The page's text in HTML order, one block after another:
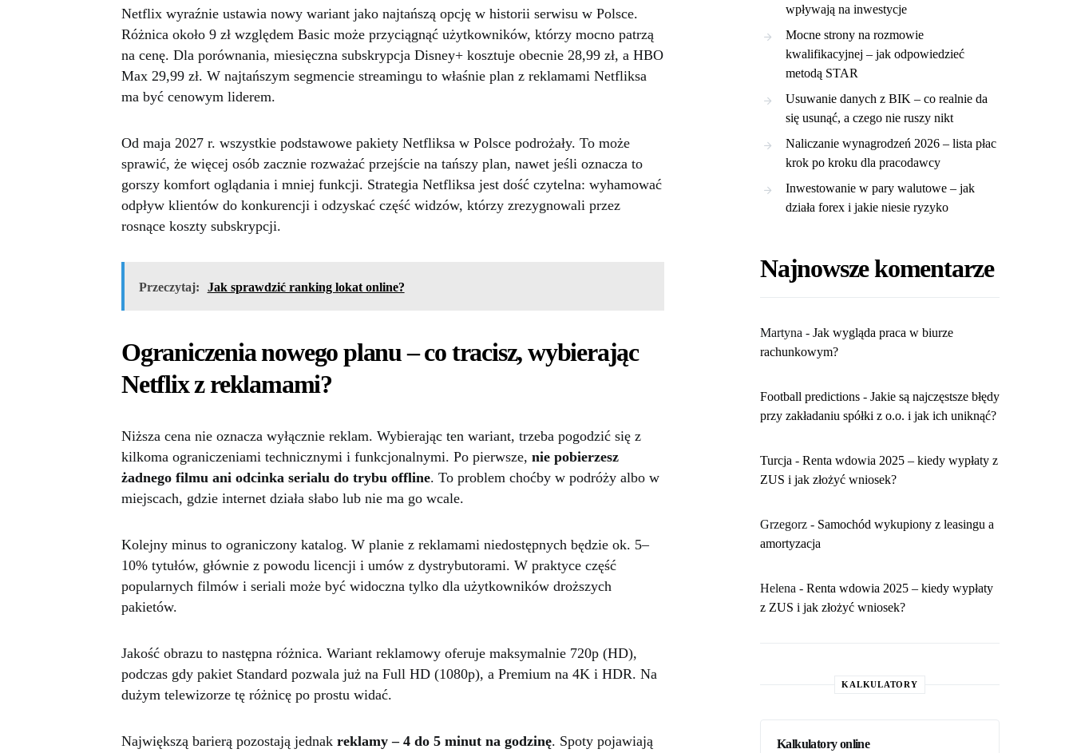
Netflix wyraźnie ustawia nowy wariant jako najtańszą opcję w historii serwisu w Polsce.
Różnica około 9 zł względem Basic może przyciągnąć użytkowników, którzy mocno patrzą
na cenę. Dla porównania, miesięczna subskrypcja Disney+ kosztuje obecnie 28,99 zł, a HBO
Max 29,99 zł. W najtańszym segmencie streamingu to właśnie plan z reklamami Netfliksa
ma być cenowym liderem.
Od maja 2027 r. wszystkie podstawowe pakiety Netfliksa w Polsce podrożały. To może
sprawić, że więcej osób zacznie rozważać przejście na tańszy plan, nawet jeśli oznacza to
gorszy komfort oglądania i mniej funkcji. Strategia Netfliksa jest dość czytelna: wyhamować
odpływ klientów do konkurencji i odzyskać część widzów, którzy zrezygnowali przez
rosnące koszty subskrypcji.
Przeczytaj: Jak sprawdzić ranking lokat online?
Ograniczenia nowego planu – co tracisz, wybierając
Netflix z reklamami?
Niższa cena nie oznacza wyłącznie reklam. Wybierając ten wariant, trzeba pogodzić się z
kilkoma ograniczeniami technicznymi i funkcjonalnymi. Po pierwsze, nie pobierzesz
żadnego filmu ani odcinka serialu do trybu offline. To problem choćby w podróży albo w
miejscach, gdzie internet działa słabo lub nie ma go wcale.
Kolejny minus to ograniczony katalog. W planie z reklamami niedostępnych będzie ok. 5–
10% tytułów, głównie z powodu licencji i umów z dystrybutorami. W praktyce część
popularnych filmów i seriali może być widoczna tylko dla użytkowników droższych
pakietów.
Jakość obrazu to następna różnica. Wariant reklamowy oferuje maksymalnie 720p (HD),
podczas gdy pakiet Standard pozwala już na Full HD (1080p), a Premium na 4K i HDR. Na
dużym telewizorze tę różnicę po prostu widać.
Największą barierą pozostają jednak reklamy – 4 do 5 minut na godzinę. Spoty pojawiają
wpływają na inwestycje
Mocne strony na rozmowie
kwalifikacyjnej – jak odpowiedzieć
metodą STAR
Usuwanie danych z BIK – co realnie da
się usunąć, a czego nie ruszy nikt
Naliczanie wynagrodzeń 2026 – lista płac
krok po kroku dla pracodawcy
Inwestowanie w pary walutowe – jak
działa forex i jakie niesie ryzyko
Najnowsze komentarze
Martyna - ​Jak wygląda praca w biurze
rachunkowym?
Football predictions - Jakie są najczęstsze błędy
przy zakładaniu spółki z o.o. i jak ich uniknąć?
Turcja - Renta wdowia 2025 – kiedy wypłaty z
ZUS i jak złożyć wniosek?
Grzegorz - Samochód wykupiony z leasingu a
amortyzacja
Helena - Renta wdowia 2025 – kiedy wypłaty
z ZUS i jak złożyć wniosek?
KALKULATORY
Kalkulatory online